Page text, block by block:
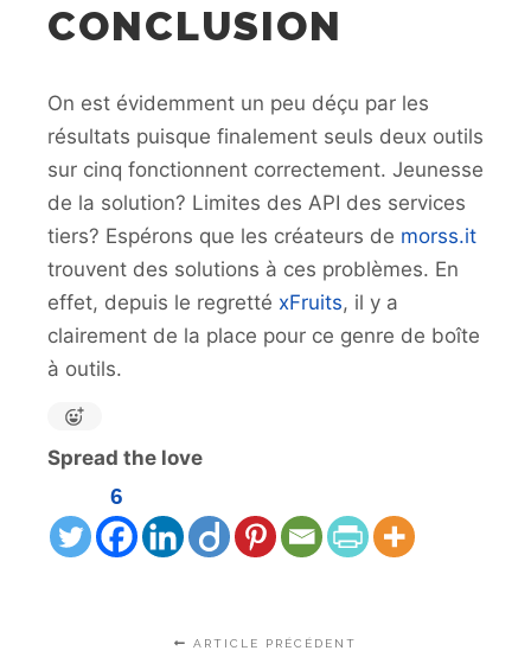
CONCLUSION
On est évidemment un peu déçu par les
résultats puisque finalement seuls deux outils
sur cinq fonctionnent correctement. Jeunesse
de la solution? Limites des API des services
tiers? Espérons que les créateurs de morss.it
trouvent des solutions à ces problèmes. En
effet, depuis le regretté xFruits, il y a
clairement de la place pour ce genre de boîte
à outils.
Spread the love
6
ARTICLE PRÉCÉDENT